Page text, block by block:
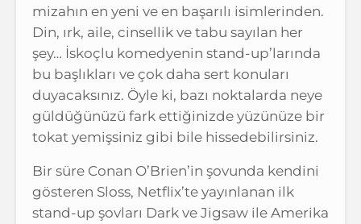
mizahın en yeni ve en başarılı isimlerinden.
Din, ırk, aile, cinsellik ve tabu sayılan her
şey… İskoçlu komedyenin stand-up’larında
bu başlıkları ve çok daha sert konuları
duyacaksınız. Öyle ki, bazı noktalarda neye
güldüğünüzü fark ettiğinizde yüzünüze bir
tokat yemişsiniz gibi bile hissedebilirsiniz.
Bir süre Conan O’Brien’in şovunda kendini
gösteren Sloss, Netflix’te yayınlanan ilk
stand-up şovları Dark ve Jigsaw ile Amerika